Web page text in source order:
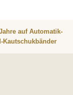
auf Automatik-
Kautschukbänder